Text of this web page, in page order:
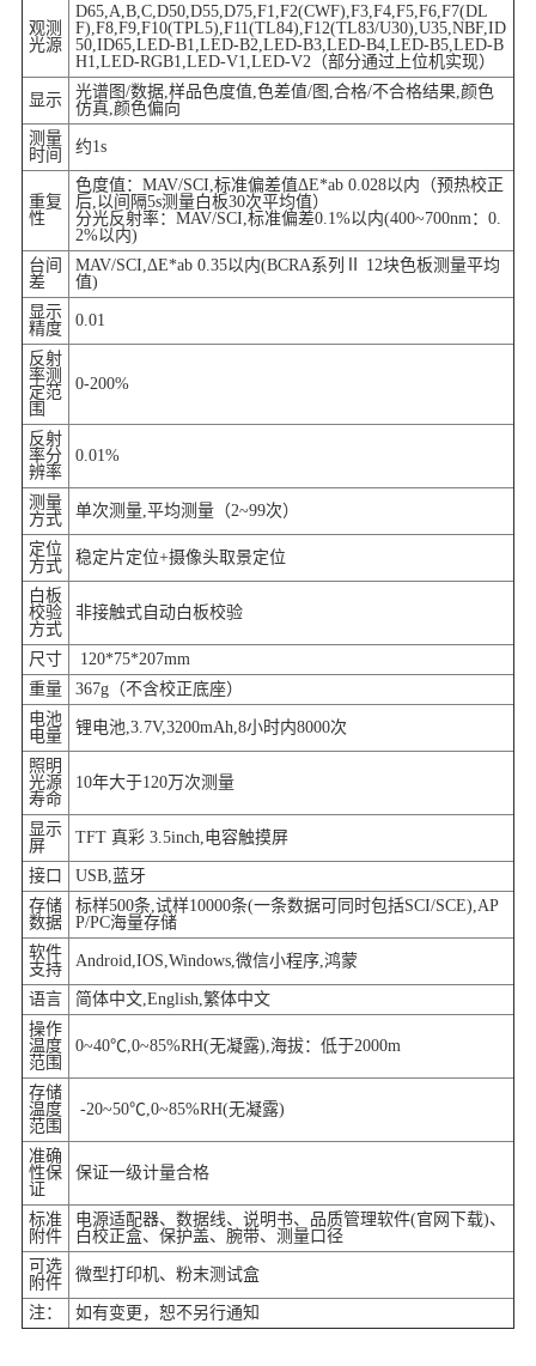
观测
光源
D65,A,B,C,D50,D55,D75,F1,F2(CWF),F3,F4,F5,F6,F7(DL
F),F8,F9,F10(TPL5),F11(TL84),F12(TL83/U30),U35,NBF,ID
50,ID65,LED-B1,LED-B2,LED-B3,LED-B4,LED-B5,LED-B
H1,LED-RGB1,LED-V1,LED-V2（部分通过上位机实现）
显示
光谱图/数据,样品色度值,色差值/图,合格/不合格结果,颜色
仿真,颜色偏向
测量
时间
约1s
重复
性
色度值：MAV/SCI,标准偏差值ΔE*ab 0.028以内（预热校正
后,以间隔5s测量白板30次平均值）
分光反射率：MAV/SCI,标准偏差0.1%以内(400~700nm：0.
2%以内)
台间
差
MAV/SCI,ΔE*ab 0.35以内(BCRA系列Ⅱ 12块色板测量平均
值)
显示
精度
0.01
反射
率测
定范
围
0-200%
反射
率分
辨率
0.01%
测量
方式
单次测量,平均测量（2~99次）
定位
方式
稳定片定位+摄像头取景定位
白板
校验
方式
非接触式自动白板校验
尺寸
120*75*207mm
重量
367g（不含校正底座）
电池
电量
锂电池,3.7V,3200mAh,8小时内8000次
照明
光源
寿命
10年大于120万次测量
显示
屏
TFT 真彩 3.5inch,电容触摸屏
接口
USB,蓝牙
存储
数据
标样500条,试样10000条(一条数据可同时包括SCI/SCE),AP
P/PC海量存储
软件
支持
Android,IOS,Windows,微信小程序,鸿蒙
语言
简体中文,English,繁体中文
操作
温度
范围
0~40℃,0~85%RH(无凝露),海拔：低于2000m
存储
温度
范围
-20~50℃,0~85%RH(无凝露)
准确
性保
证
保证一级计量合格
标准
附件
电源适配器、数据线、说明书、品质管理软件(官网下载)、
白校正盒、保护盖、腕带、测量口径
可选
附件
微型打印机、粉末测试盒
注： 如有变更，恕不另行通知